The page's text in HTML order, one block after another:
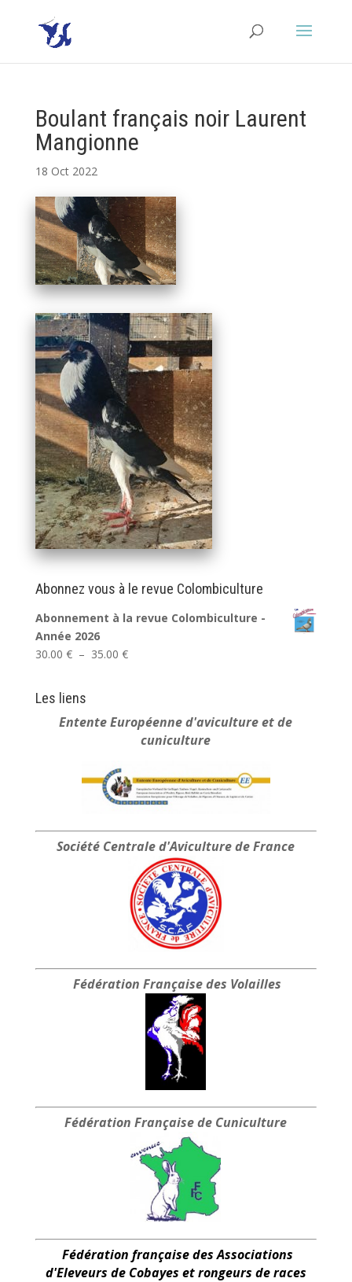
Boulant français noir Laurent
Mangionne
18 Oct 2022
Abonnez vous à le revue Colombiculture
Abonnement à la revue Colombiculture -
Année 2026
30.00 € – 35.00 €Plage
à
35.00 €
Les liens
Entente Européenned'aviculture et de
cuniculture
Société Centraled'Aviculture de France
Fédération Française des Volailles
Fédération Française de Cuniculture
Fédération française des Associations
d'Eleveurs de Cobayes et rongeurs de races